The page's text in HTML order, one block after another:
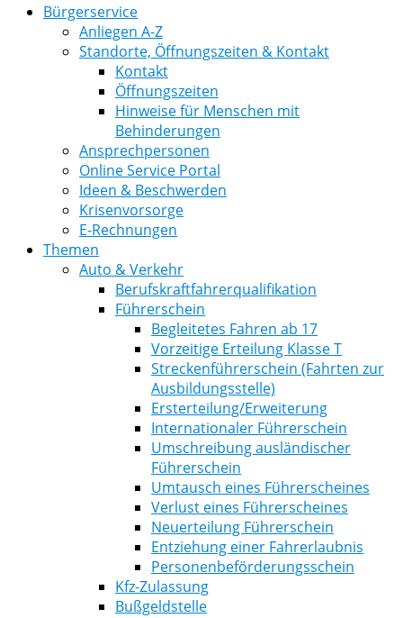
Bürgerservice
Anliegen A-Z
Standorte, Öffnungszeiten & Kontakt
Kontakt
Öffnungszeiten
Hinweise für Menschen mit
Behinderungen
Ansprechpersonen
Online Service Portal
Ideen & Beschwerden
Krisenvorsorge
E-Rechnungen
Themen
Auto & Verkehr
Berufskraftfahrerqualifikation
Führerschein
Begleitetes Fahren ab 17
Vorzeitige Erteilung Klasse T
Streckenführerschein (Fahrten zur
Ausbildungsstelle)
Ersterteilung/Erweiterung
Internationaler Führerschein
Umschreibung ausländischer
Führerschein
Umtausch eines Führerscheines
Verlust eines Führerscheines
Neuerteilung Führerschein
Entziehung einer Fahrerlaubnis
Personenbeförderungsschein
Kfz-Zulassung
Bußgeldstelle